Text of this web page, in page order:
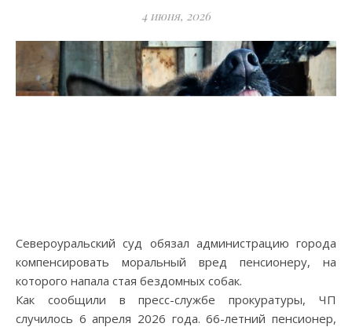
4 июня, 2026
Североуральский суд обязал администрацию города
компенсировать моральный вред пенсионеру, на
которого напала стая бездомных собак.
Как сообщили в пресс-службе прокуратуры, ЧП
случилось 6 апреля 2026 года. 66-летний пенсионер,